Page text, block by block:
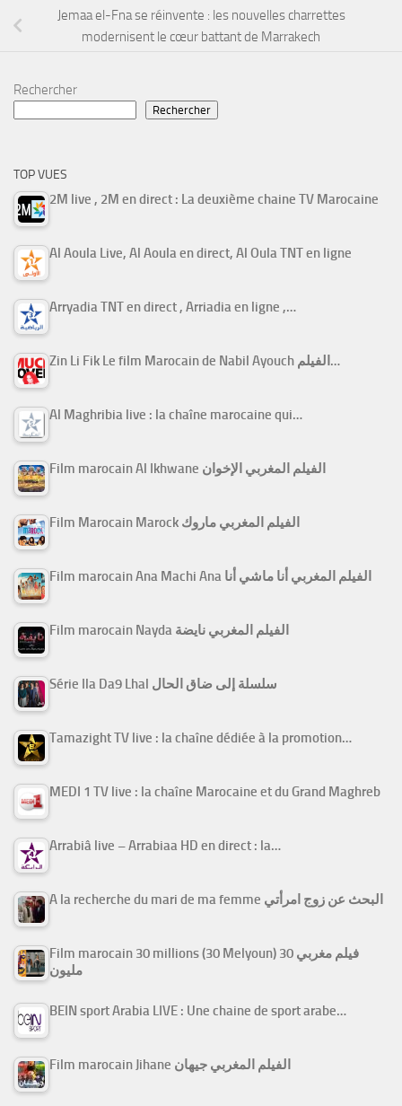
Jemaa el-Fna se réinvente : les nouvelles charrettes
modernisent le cœur battant de Marrakech
Rechercher
Rechercher
TOP VUES
2M live , 2M en direct : La deuxième chaine TV Marocaine
Al Aoula Live, Al Aoula en direct, Al Oula TNT en ligne
Arryadia TNT en direct , Arriadia en ligne ,…
Zin Li Fik Le film Marocain de Nabil Ayouch الفيلم…
Al Maghribia live : la chaîne marocaine qui…
Film marocain Al Ikhwane الفيلم المغربي الإخوان
Film Marocain Marock الفيلم المغربي ماروك
Film marocain Ana Machi Ana الفيلم المغربي أنا ماشي أنا
Film marocain Nayda الفيلم المغربي نايضة
Série Ila Da9 Lhal سلسلة إلى ضاق الحال
Tamazight TV live : la chaîne dédiée à la promotion…
MEDI 1 TV live : la chaîne Marocaine et du Grand Maghreb
Arrabiâ live – Arrabiaa HD en direct : la…
A la recherche du mari de ma femme البحث عن زوج امرأتي
Film marocain 30 millions (30 Melyoun) فيلم مغربي 30
مليون
BEIN sport Arabia LIVE : Une chaine de sport arabe…
Film marocain Jihane الفيلم المغربي جيهان